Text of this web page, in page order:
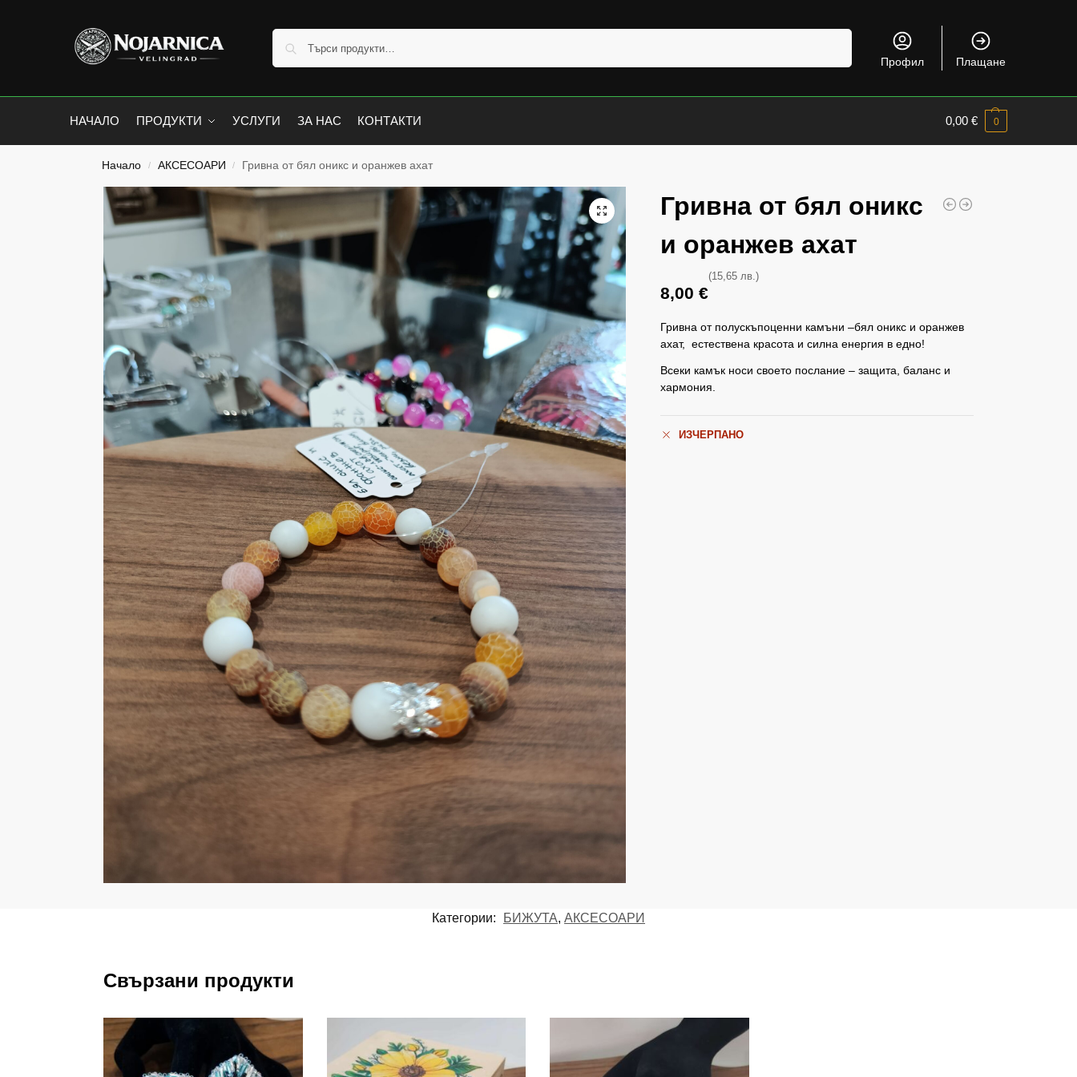
Профил Плащане
НАЧАЛО ПРОДУКТИ УСЛУГИ ЗА НАС КОНТАКТИ 0,00 € 0
Начало / АКСЕСОАРИ / Гривна от бял оникс и оранжев ахат
Гривна от бял оникс
и оранжев ахат
8,00€
(15,65 лв.)
Гривна от полускъпоценни камъни –бял оникс и оранжев
ахат, естествена красота и силна енергия в едно!
Всеки камък носи своето послание – защита, баланс и
хармония.
ИЗЧЕРПАНО
Категории: БИЖУТА, АКСЕСОАРИ
Свързани продукти